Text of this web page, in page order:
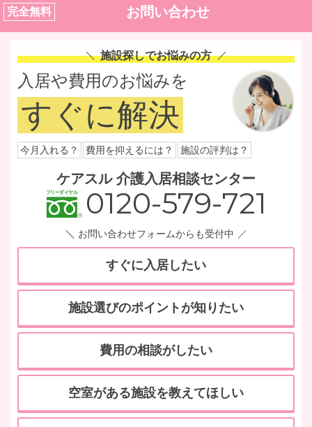
完全無料 お問い合わせ
施設探しでお悩みの方
入居や費用のお悩みを
すぐに解決
今月入れる？ 費用を抑えるには？ 施設の評判は？
ケアスル 介護入居相談センター
0120-579-721
お問い合わせフォームからも受付中
すぐに入居したい
施設選びのポイントが知りたい
費用の相談がしたい
空室がある施設を教えてほしい